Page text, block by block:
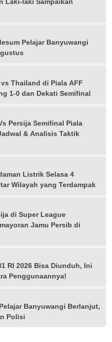
Pelajar Banyuwangi
Thailand di Piala AFF
1-0 dan Dekati Semifinal
Persija Semifinal Piala
& Analisis Taktik
Listrik Selasa 4
Wilayah yang Terdampak
di Super League
Jamu Persib di
RI 2026 Bisa Diunduh, Ini
Penggunaannya!
Banyuwangi Berlanjut,
Polisi